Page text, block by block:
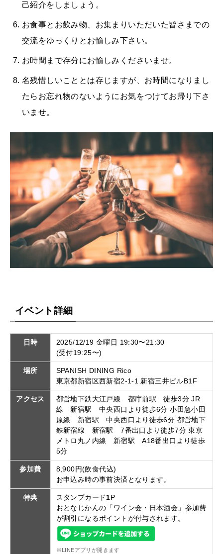
己紹介をしましょう。
お食事とお飲み物、お集まりいただいた皆さまでの
交流をゆっくりとお愉しみ下さい。
お時間まで存分にお愉しみくださいませ。
名残惜しいこととは存じますが、お時間になりまし
たらお忘れ物のないようにお気をつけてお帰り下さ
いませ。
イベント詳細
日時
2025/12/19 金曜日 19:30〜21:30
(受付19:25〜)
場所
SPANISH DINING Rico
東京都新宿区西新宿2-1-1 新宿三井ビルB1F
アクセス
都営地下鉄大江戸線 都庁前駅 徒歩3分 JR
線 新宿駅 中央西口より徒歩6分 小田急小田
原線 新宿駅 中央西口より徒歩6分 都営地下
鉄新宿線 新宿駅 7番出口より徒歩7分 東京
メトロ丸ノ内線 新宿駅 A18番出口より徒歩
5分
参加費
8,900円(飲食代込)
お申込み時の事前決済となります。
特典 スタンプカード1P
おとなじかんの「ワイン会・日本酒会」参加費
が割引になるポイントが付与されます。
※LINEアプリが開きます